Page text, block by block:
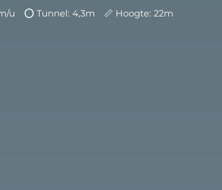
u ⭕ Tunnel: 4,3m 📏 Hoogte: 22m